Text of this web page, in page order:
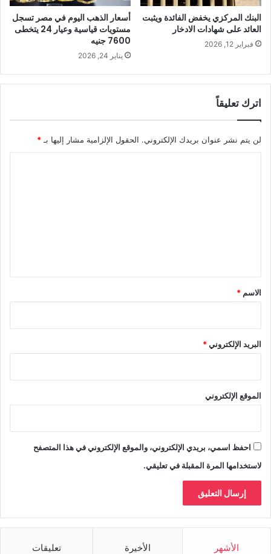
البنك المركزي يخفض الفائدة ويثبت
العائد على شهادات الادخار
فبراير 12, 2026
أسعار الذهب اليوم في مصر تسجل
مستويات قياسية وعيار 24 يتخطى
7600 جنيه
يناير 24, 2026
اترك تعليقاً
لن يتم نشر عنوان بريدك الإلكتروني. الحقول الإلزامية مشار إليها بـ *
*
الاسم *
البريد الإلكتروني*
الموقع الإلكتروني
احفظ اسمي، بريدي الإلكتروني، والموقع الإلكتروني في هذا المتصفح
لاستخدامها المرة المقبلة في تعليقي.
الأشهر الأخيرة تعليقات